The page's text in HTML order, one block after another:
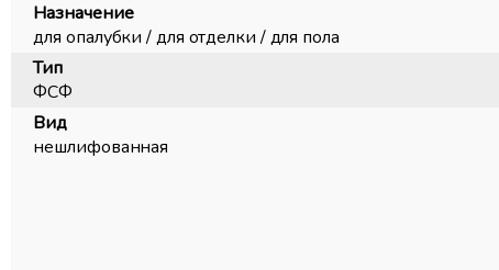
Назначение
для опалубки / для отделки / для пола
Тип
ФСФ
Вид
нешлифованная